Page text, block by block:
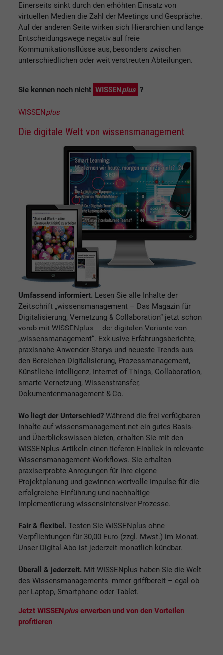
Einerseits sinkt durch den erhöhten Einsatz von
virtuellen Medien die Zahl der Meetings und Gespräche.
Auf der anderen Seite wirken sich Hierarchien und lange
Entscheidungswege negativ auf freie
Kommunikationsflüsse aus, besonders zwischen
unterschiedlichen oder weit verstreuten Abteilungen.
Sie kennen noch nicht WISSENplus ?
WISSENplus
Die digitale Welt von wissensmanagement
Umfassend informiert. Lesen Sie alle Inhalte der
Zeitschrift „wissensmanagement – Das Magazin für
Digitalisierung, Vernetzung & Collaboration“ jetzt schon
vorab mit WISSENplus – der digitalen Variante von
„wissensmanagement“. Exklusive Erfahrungsberichte,
praxisnahe Anwender-Storys und neueste Trends aus
den Bereichen Digitalisierung, Prozessmanagement,
Künstliche Intelligenz, Internet of Things, Collaboration,
smarte Vernetzung, Wissenstransfer,
Dokumentenmanagement & Co.
Wo liegt der Unterschied? Während die frei verfügbaren
Inhalte auf wissensmanagement.net ein gutes Basis-
und Überblickswissen bieten, erhalten Sie mit den
WISSENplus-Artikeln einen tieferen Einblick in relevante
Wissensmanagement-Workflows. Sie erhalten
praxiserprobte Anregungen für Ihre eigene
Projektplanung und gewinnen wertvolle Impulse für die
erfolgreiche Einführung und nachhaltige
Implementierung wissensintensiver Prozesse.
Fair & flexibel. Testen Sie WISSENplus ohne
Verpflichtungen für 30,00 Euro (zzgl. Mwst.) im Monat.
Unser Digital-Abo ist jederzeit monatlich kündbar.
Überall & jederzeit. Mit WISSENplus haben Sie die Welt
des Wissensmanagements immer griffbereit – egal ob
per Laptop, Smartphone oder Tablet.
Jetzt WISSEN plus erwerben und von den Vorteilen
profitieren